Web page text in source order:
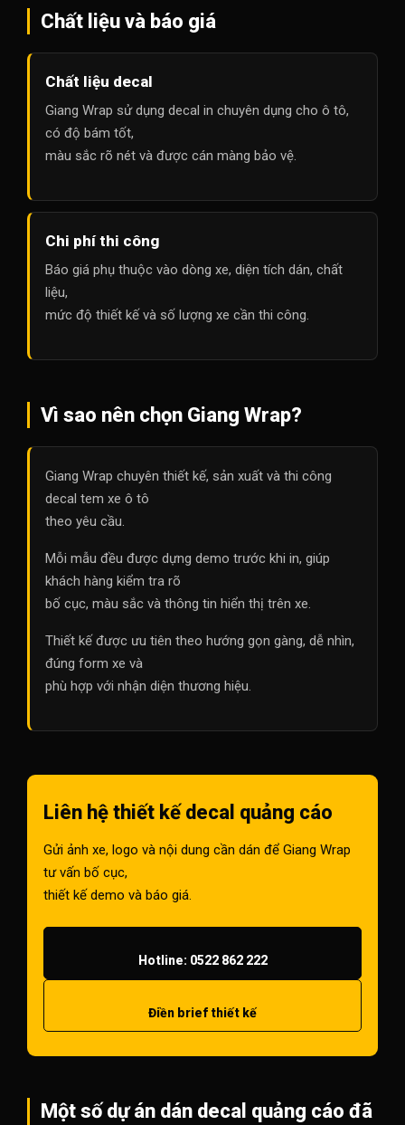
Chất liệu và báo giá
Chất liệu decal
Giang Wrap sử dụng decal in chuyên dụng cho ô tô,
có độ bám tốt,
màu sắc rõ nét và được cán màng bảo vệ.
Chi phí thi công
Báo giá phụ thuộc vào dòng xe, diện tích dán, chất
liệu,
mức độ thiết kế và số lượng xe cần thi công.
Vì sao nên chọn Giang Wrap?
Giang Wrap chuyên thiết kế, sản xuất và thi công
decal tem xe ô tô
theo yêu cầu.
Mỗi mẫu đều được dựng demo trước khi in, giúp
khách hàng kiểm tra rõ
bố cục, màu sắc và thông tin hiển thị trên xe.
Thiết kế được ưu tiên theo hướng gọn gàng, dễ nhìn,
đúng form xe và
phù hợp với nhận diện thương hiệu.
Liên hệ thiết kế decal quảng cáo
Gửi ảnh xe, logo và nội dung cần dán để Giang Wrap
tư vấn bố cục,
thiết kế demo và báo giá.
Hotline: 0522 862 222
Điền brief thiết kế
Một số dự án dán decal quảng cáo đã